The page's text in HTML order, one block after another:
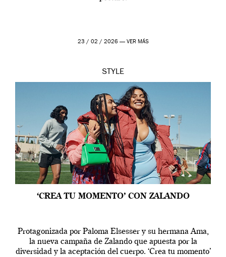
23 / 02 / 2026 — VER MÁS
STYLE
‘CREA TU MOMENTO’ CON ZALANDO
Protagonizada por Paloma Elsesser y su hermana Ama,
la nueva campaña de Zalando que apuesta por la
diversidad y la aceptación del cuerpo. ‘Crea tu momento’